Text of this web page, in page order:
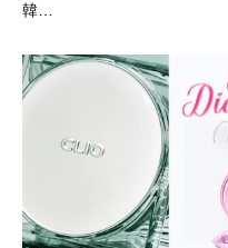
韓…